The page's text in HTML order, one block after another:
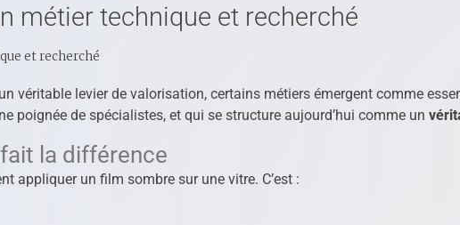
métier technique et recherché
et recherché
véritable levier de valorisation, certains métiers émergent comme
poignée de spécialistes, et qui se structure aujourd’hui comme un
la différence
appliquer un film sombre sur une vitre. C’est :